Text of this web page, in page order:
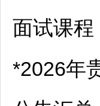
面试课程
*2026年